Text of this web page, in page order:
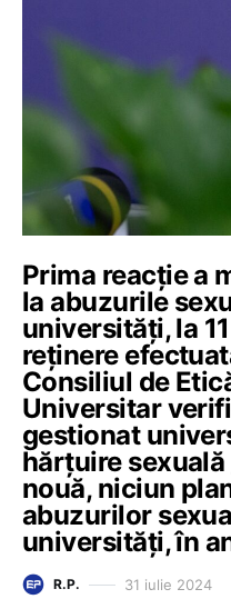
Prima reacție a
la abuzurile
universități, la
reținere
Consiliul de
Universitar
gestionat
hărțuire
nouă, niciun
abuzurilor
universități, în
R.P. 31 iulie 2024